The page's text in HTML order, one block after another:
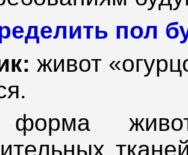
пол
живот